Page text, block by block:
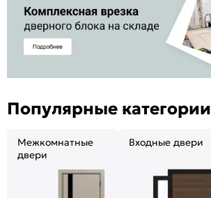
Популярные категории
Межкомнатные
двери
Входные двери